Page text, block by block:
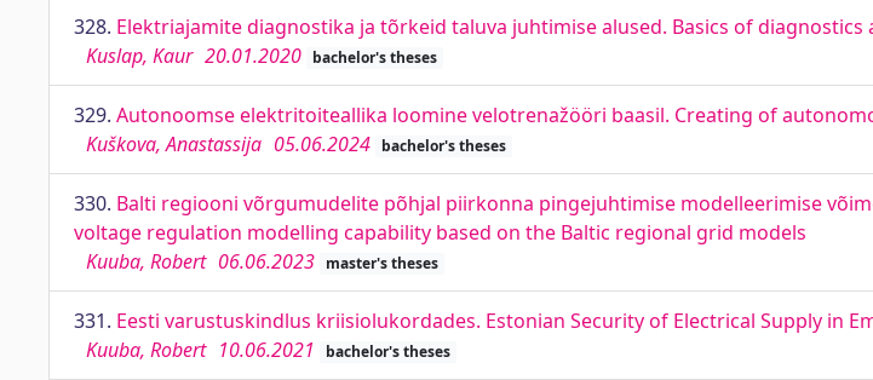
328. Elektriajamite diagnostika ja tõrkeid taluva juhtimise alused. Basics of
Kuslap, Kaur 20.01.2020 bachelor's theses
329. Autonoomse elektritoiteallika loomine velotrenažööri baasil. Creating of
Kuškova, Anastassija 05.06.2024 bachelor's theses
330. Balti regiooni võrgumudelite põhjal piirkonna pingejuhtimise modelleerimise
voltage regulation modelling capability based on the Baltic regional grid models
Kuuba, Robert 06.06.2023 master's theses
331. Eesti varustuskindlus kriisiolukordades. Estonian Security of Electrical Supply in
Kuuba, Robert 10.06.2021 bachelor's theses